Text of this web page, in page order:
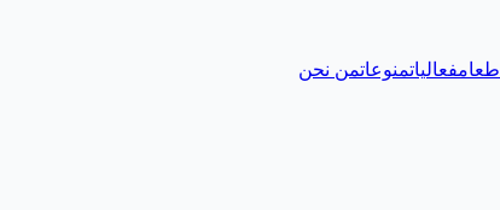
طعامفعالياتمنوعاتمن نحن